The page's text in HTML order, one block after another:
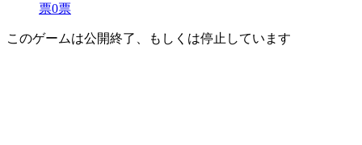
票0票
このゲームは公開終了、もしくは停止しています